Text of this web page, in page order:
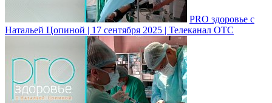
PRO здоровье с
Натальей Цопиной | 17 сентября 2025 | Телеканал ОТС